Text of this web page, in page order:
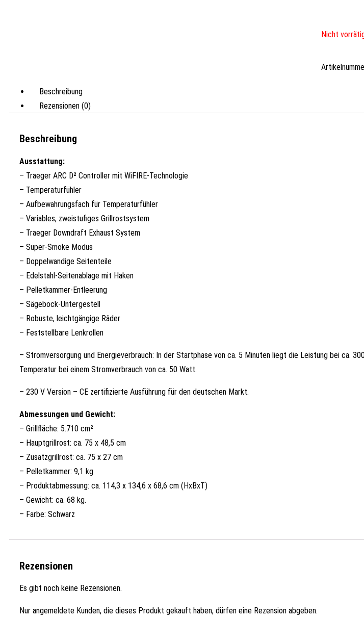
Nicht
Beschreibung
Rezensionen (0)
Beschreibung
Ausstattung:
– Traeger ARC D² Controller mit WiFIRE-Technologie
– Temperaturfühler
– Aufbewahrungsfach für Temperaturfühler
– Variables, zweistufiges Grillrostsystem
– Traeger Downdraft Exhaust System
– Super-Smoke Modus
– Doppelwandige Seitenteile
– Edelstahl-Seitenablage mit Haken
– Pelletkammer-Entleerung
– Sägebock-Untergestell
– Robuste, leichtgängige Räder
– Feststellbare Lenkrollen
– Stromversorgung und Energieverbrauch: In der Startphase von ca. 5 Minuten liegt die Leistung bei ca.
Temperatur bei einem Stromverbrauch von ca. 50 Watt.
– 230 V Version – CE zertifizierte Ausführung für den deutschen Markt.
Abmessungen und Gewicht:
– Grillfläche: 5.710 cm²
– Hauptgrillrost: ca. 75 x 48,5 cm
– Zusatzgrillrost: ca. 75 x 27 cm
– Pelletkammer: 9,1 kg
– Produktabmessung: ca. 114,3 x 134,6 x 68,6 cm (HxBxT)
– Gewicht: ca. 68 kg.
– Farbe: Schwarz
Rezensionen
Es gibt noch keine Rezensionen.
Nur angemeldete Kunden, die dieses Produkt gekauft haben, dürfen eine Rezension abgeben.